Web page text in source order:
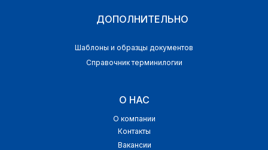
ДОПОЛНИТЕЛЬНО
О НАС
Контакты
Вакансии
О компании
Шаблоны и образцы документов
Справочник терминилогии